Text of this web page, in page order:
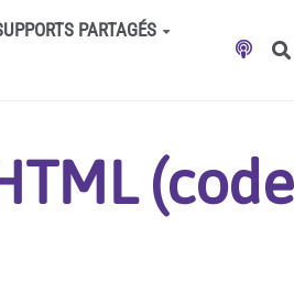
PARTAGÉS
(code